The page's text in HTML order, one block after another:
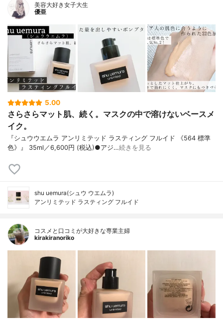
美容大好き女子大生
優亜
5.00
さらさらマット肌、続く。マスクの中で溶けないベースメ
イク。
『シュウウエムラ アンリミテッド ラスティング フルイド 《564 標準
色》』 35ml／6,600円 (税込)●アジ…続きを見る
shu uemura(シュウ ウエムラ)
アンリミテッド ラスティング フルイド
コスメと口コミが大好きな専業主婦
kirakiranoriko